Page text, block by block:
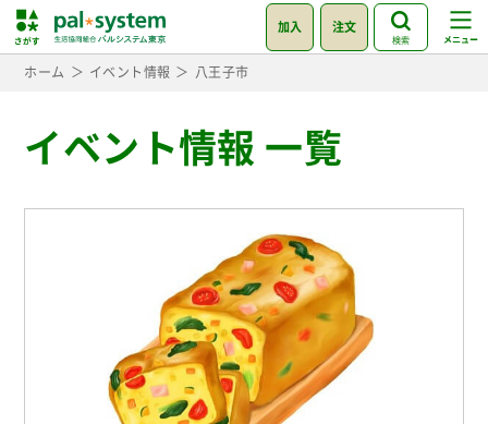
加入 注文
検索
ホーム イベント情報 八王子市
イベント情報 一覧